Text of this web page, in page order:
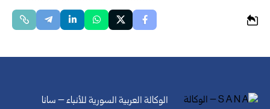
الوكالة العربية السورية للأنباء – سانا